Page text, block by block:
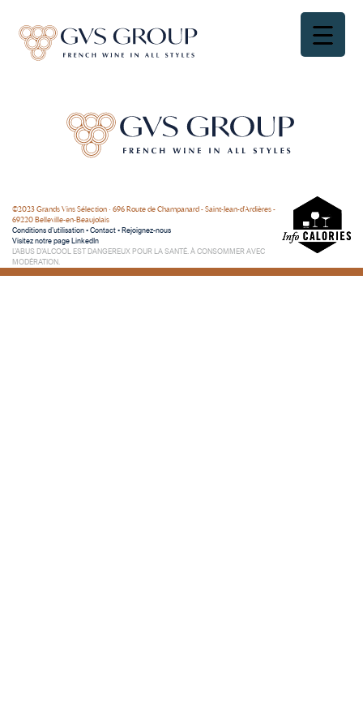
©2023 Grands Vins Sélection • 696 Route de Champanard - Saint-Jean-d'Ardières -
69220 Belleville-en-Beaujolais
Conditions d’utilisation • Contact • Rejoignez-nous
Visitez notre page LinkedIn
L’ABUS D’ALCOOL EST DANGEREUX POUR LA SANTÉ. À CONSOMMER AVEC
MODÉRATION.